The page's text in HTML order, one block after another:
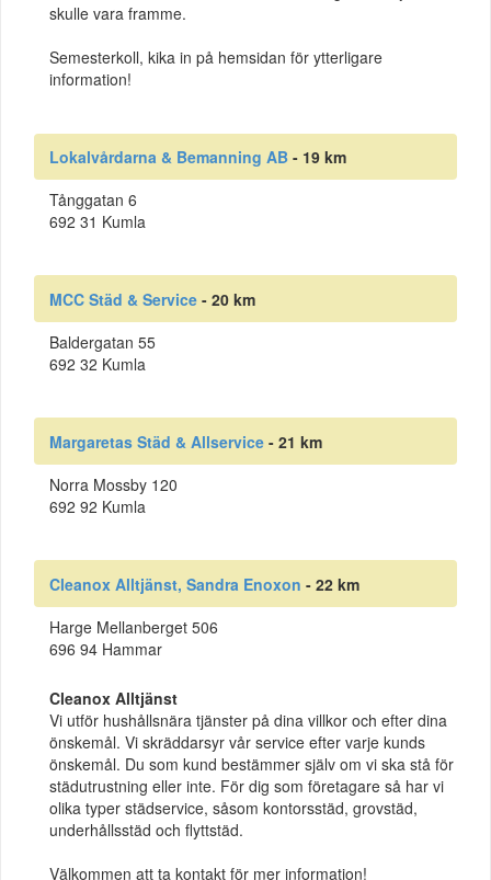
skulle vara framme.
Semesterkoll, kika in på hemsidan för ytterligare
information!
Lokalvårdarna & Bemanning AB - 19 km
Tånggatan 6
692 31 Kumla
MCC Städ & Service - 20 km
Baldergatan 55
692 32 Kumla
Margaretas Städ & Allservice - 21 km
Norra Mossby 120
692 92 Kumla
Cleanox Alltjänst, Sandra Enoxon - 22 km
Harge Mellanberget 506
696 94 Hammar
Cleanox Alltjänst
Vi utför hushållsnära tjänster på dina villkor och efter dina
önskemål. Vi skräddarsyr vår service efter varje kunds
önskemål. Du som kund bestämmer själv om vi ska stå för
städutrustning eller inte. För dig som företagare så har vi
olika typer städservice, såsom kontorsstäd, grovstäd,
underhållsstäd och flyttstäd.
Välkommen att ta kontakt för mer information!